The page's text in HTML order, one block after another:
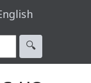
🔍︎